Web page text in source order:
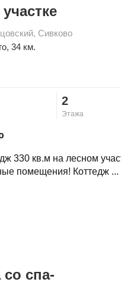
, Сивково
, 34 км.
2
Этажа
кв.м на лесном
помещения! Коттедж ...
спа-